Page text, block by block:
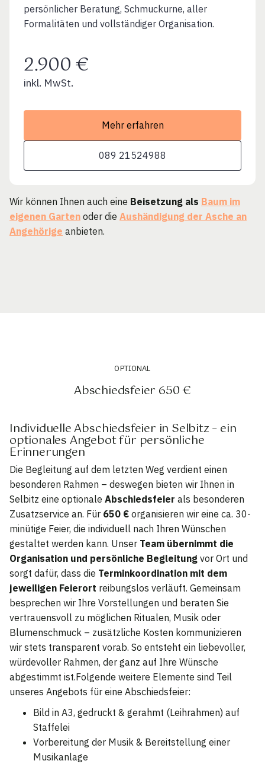
persönlicher Beratung, Schmuckurne, aller
Formalitäten und vollständiger Organisation.
2.900 €
inkl. MwSt.
Mehr erfahren
089 21524988
Wir können Ihnen auch eine Beisetzung als Baum im
eigenen Garten oder die Aushändigung der Asche an
Angehörige anbieten.
OPTIONAL
Abschiedsfeier 650 €
Individuelle Abschiedsfeier in Selbitz – ein
optionales Angebot für persönliche
Erinnerungen
Die Begleitung auf dem letzten Weg verdient einen
besonderen Rahmen – deswegen bieten wir Ihnen in
Selbitz eine optionale Abschiedsfeier als besonderen
Zusatzservice an. Für 650 € organisieren wir eine ca. 30-
minütige Feier, die individuell nach Ihren Wünschen
gestaltet werden kann. Unser Team übernimmt die
Organisation und persönliche Begleitung vor Ort und
sorgt dafür, dass die Terminkoordination mit dem
jeweiligen Feierort reibungslos verläuft. Gemeinsam
besprechen wir Ihre Vorstellungen und beraten Sie
vertrauensvoll zu möglichen Ritualen, Musik oder
Blumenschmuck – zusätzliche Kosten kommunizieren
wir stets transparent vorab. So entsteht ein liebevoller,
würdevoller Rahmen, der ganz auf Ihre Wünsche
abgestimmt ist.Folgende weitere Elemente sind Teil
unseres Angebots für eine Abschiedsfeier:
Bild in A3, gedruckt & gerahmt (Leihrahmen) auf
Staffelei
Vorbereitung der Musik & Bereitstellung einer
Musikanlage